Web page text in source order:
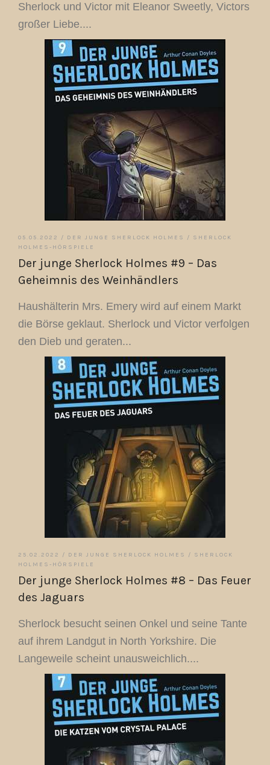
Sherlock und Victor mit Eleanor Sweetly, Victors
großer Liebe....
05.05.2022 / DER JUNGE SHERLOCK HOLMES / SHERLOCK
HOLMES-HÖRSPIELE
Der junge Sherlock Holmes #9 – Das
Geheimnis des Weinhändlers
Haushälterin Mrs. Emery wird auf einem Markt
die Börse geklaut. Sherlock und Victor verfolgen
den Dieb und geraten...
25.02.2022 / DER JUNGE SHERLOCK HOLMES / SHERLOCK
HOLMES-HÖRSPIELE
Der junge Sherlock Holmes #8 – Das Feuer
des Jaguars
Sherlock besucht seinen Onkel und seine Tante
auf ihrem Landgut in North Yorkshire. Die
Langeweile scheint unausweichlich....